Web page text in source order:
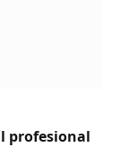
profesional